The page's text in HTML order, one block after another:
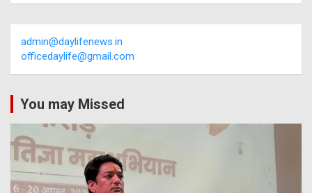
admin@daylifenews.in
officedaylife@gmail.com
You may Missed